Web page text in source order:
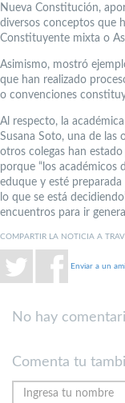
Nueva Constitución,
diversos conceptos que
Constituyente mixta o
Asimismo, mostró
que han realizado
o convenciones
Al respecto, la
Susana Soto, una de las
otros colegas han
porque “los académicos
eduque y esté
lo que se está
encuentros para ir
COMPARTIR LA NOTICIA A
Enviar a un
No hay
Comenta tu